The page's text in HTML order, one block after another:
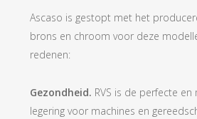
Ascaso is gestopt met het
brons en chroom voor deze
redenen:
Gezondheid. RVS is de perfecte
legering voor machines en